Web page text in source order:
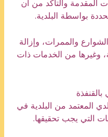
المقدمة والتأكد من أن
بواسطة البلدية.
والممرات، وإزالة
وغيرها من الخدمات ذات
المعتمد من البلدية في
التي يجب تحقيقها.